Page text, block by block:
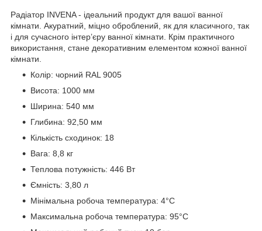
Радіатор INVENA - ідеальний продукт для вашої ванної
кімнати. Акуратний, міцно оброблений, як для класичного, так
і для сучасного інтер’єру ванної кімнати. Крім практичного
використання, стане декоративним елементом кожної ванної
кімнати.
Колір: чорний RAL 9005
Висота: 1000 мм
Ширина: 540 мм
Глибина: 92,50 мм
Кількість сходинок: 18
Вага: 8,8 кг
Теплова потужність: 446 Вт
Ємність: 3,80 л
Мінімальна робоча температура: 4°C
Максимальна робоча температура: 95°C